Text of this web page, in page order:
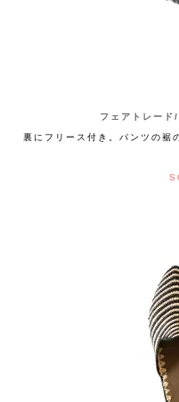
フェアトレー
裏にフリース付き。パンツの裾